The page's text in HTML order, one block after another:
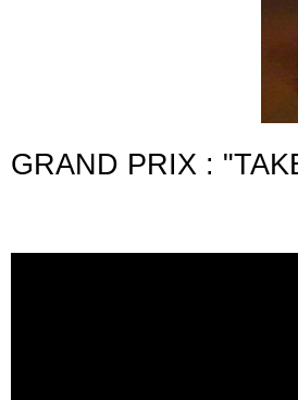
GRAND PRIX :